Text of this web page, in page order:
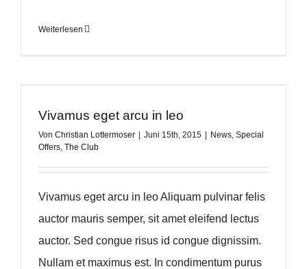
Weiterlesen
Vivamus eget arcu in leo
Von Christian Lottermoser Juni 15th, 2015 News, Special
Offers, The Club
Vivamus eget arcu in leo Aliquam pulvinar felis
auctor mauris semper, sit amet eleifend lectus
auctor. Sed congue risus id congue dignissim.
Nullam et maximus est. In condimentum purus